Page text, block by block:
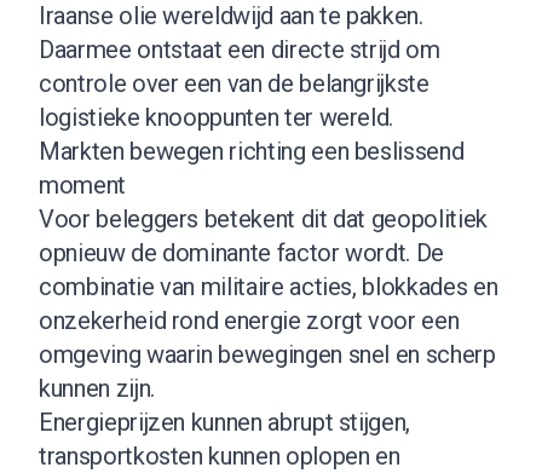
Iraanse olie wereldwijd aan te pakken.
Daarmee ontstaat een directe strijd om
controle over een van de belangrijkste
logistieke knooppunten ter wereld.
Markten bewegen richting een beslissend
moment
Voor beleggers betekent dit dat geopolitiek
opnieuw de dominante factor wordt. De
combinatie van militaire acties, blokkades en
onzekerheid rond energie zorgt voor een
omgeving waarin bewegingen snel en scherp
kunnen zijn.
Energieprijzen kunnen abrupt stijgen,
transportkosten kunnen oplopen en